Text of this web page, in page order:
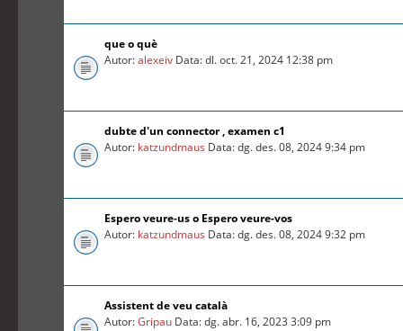
que o què
Autor:alexeiv Data: dl. oct. 21, 2024 12:38 pm
dubte d'un connector , examen c1
Autor: katzundmaus Data: dg. des. 08, 2024 9:34 pm
Espero veure-us o Espero veure-vos
Autor: katzundmaus Data: dg. des. 08, 2024 9:32 pm
Assistent de veu català
Autor:Gripau Data: dg. abr. 16, 2023 3:09 pm